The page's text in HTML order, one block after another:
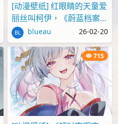
[动漫壁纸] 红眼睛的天童爱
丽丝叫柯伊，《蔚蓝档案》
壁纸图片分享
blueau 26-02-20
715